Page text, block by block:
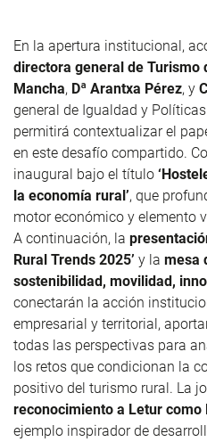
En la apertura institucional,
directora general de Turismo
Mancha, Dª Arantxa Pérez, y
general de Igualdad y
permitirá contextualizar el
en este desafío compartido.
inaugural bajo el título
la economía rural’, que
motor económico y elemento
A continuación, la
Rural Trends 2025’ y la mesa
sostenibilidad, movilidad,
conectarán la acción
empresarial y territorial,
todas las perspectivas para
los retos que condicionan la
positivo del turismo rural. La
reconocimiento a Letur como
ejemplo inspirador de